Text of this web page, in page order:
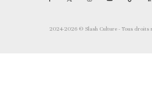
2024-2026 © Slash Culture - Tous droits